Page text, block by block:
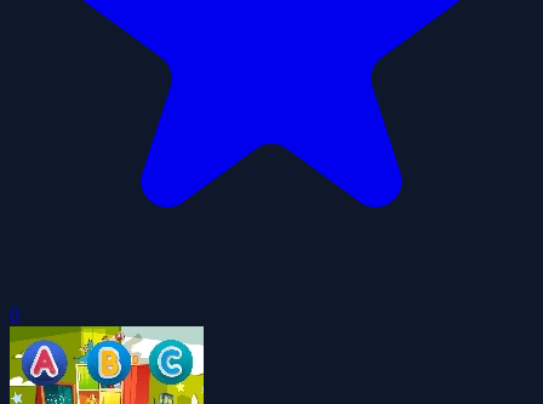
0